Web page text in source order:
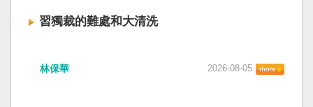
習獨裁的難處和大清洗
林保華 2026-08-05